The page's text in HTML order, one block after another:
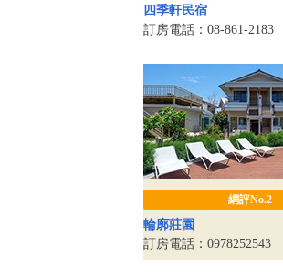
四季軒民宿
訂房電話：08-861-2183
網評No.2
輪廓莊園
訂房電話：0978252543